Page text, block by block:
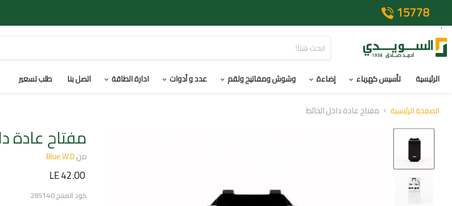
15778
الرئيسية تأسيس كهرباء إضاءة وشوش ومفاتيح ولقم عدد و أدوات ادارة الطاقة اتصل بنا طلب تسعير
الصفحة الرئيسية مفتاح عادة داخل الحائط
مفتاح عادة
منBlue W.D
السعر الحالي
LE 42.00
كود المنتج285140